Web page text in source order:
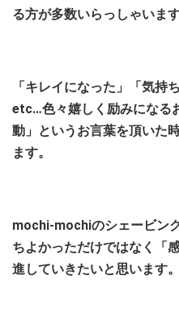
る方が多数いらっしゃいます
「キレイになった」「気持
etc…色々嬉しく励みになる
動」というお言葉を頂いた
ます。
mochi-mochiのシェービン
ちよかっただけではなく「
進していきたいと思います。